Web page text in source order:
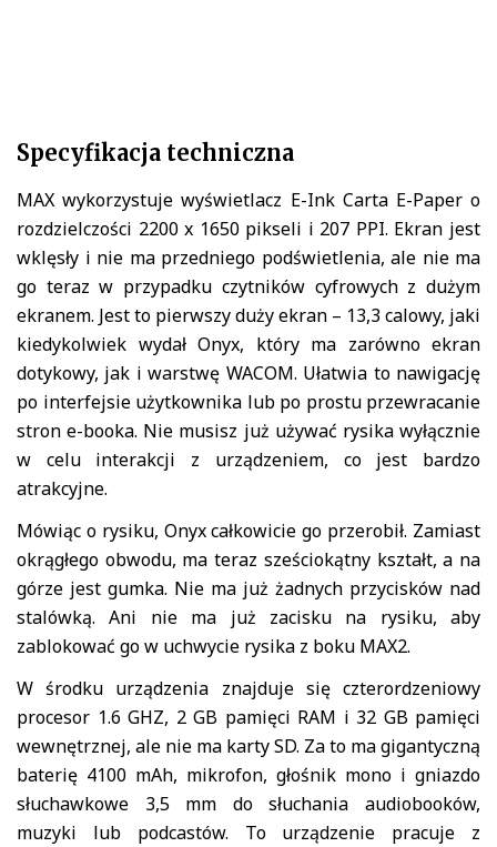
Specyfikacja techniczna
MAX wykorzystuje wyświetlacz E-Ink Carta E-Paper o
rozdzielczości 2200 x 1650 pikseli i 207 PPI. Ekran jest
wklęsły i nie ma przedniego podświetlenia, ale nie ma
go teraz w przypadku czytników cyfrowych z dużym
ekranem. Jest to pierwszy duży ekran – 13,3 calowy, jaki
kiedykolwiek wydał Onyx, który ma zarówno ekran
dotykowy, jak i warstwę WACOM. Ułatwia to nawigację
po interfejsie użytkownika lub po prostu przewracanie
stron e-booka. Nie musisz już używać rysika wyłącznie
w celu interakcji z urządzeniem, co jest bardzo
atrakcyjne.
Mówiąc o rysiku, Onyx całkowicie go przerobił. Zamiast
okrągłego obwodu, ma teraz sześciokątny kształt, a na
górze jest gumka. Nie ma już żadnych przycisków nad
stalówką. Ani nie ma już zacisku na rysiku, aby
zablokować go w uchwycie rysika z boku MAX2.
W środku urządzenia znajduje się czterordzeniowy
procesor 1.6 GHZ, 2 GB pamięci RAM i 32 GB pamięci
wewnętrznej, ale nie ma karty SD. Za to ma gigantyczną
baterię 4100 mAh, mikrofon, głośnik mono i gniazdo
słuchawkowe 3,5 mm do słuchania audiobooków,
muzyki lub podcastów. To urządzenie pracuje z